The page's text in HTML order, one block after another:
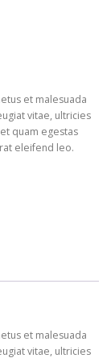
et malesuada
vitae, ultricies
quam egestas
eleifend leo.
et malesuada
vitae, ultricies